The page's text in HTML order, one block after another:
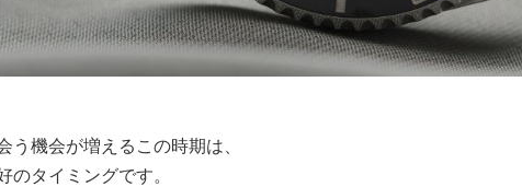
う機会が増えるこの時期は、
のタイミングです。